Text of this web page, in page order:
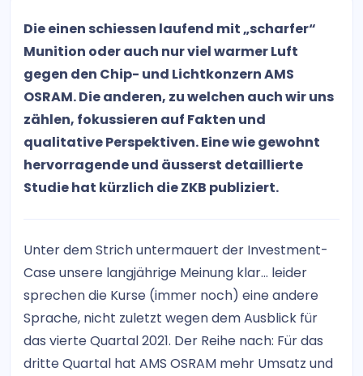
Die einen schiessen laufend mit „scharfer“
Munition oder auch nur viel warmer Luft
gegen den Chip- und Lichtkonzern AMS
OSRAM. Die anderen, zu welchen auch wir uns
zählen, fokussieren auf Fakten und
qualitative Perspektiven. Eine wie gewohnt
hervorragende und äusserst detaillierte
Studie hat kürzlich die ZKB publiziert.
Unter dem Strich untermauert der Investment-
Case unsere langjährige Meinung klar… leider
sprechen die Kurse (immer noch) eine andere
Sprache, nicht zuletzt wegen dem Ausblick für
das vierte Quartal 2021. Der Reihe nach: Für das
dritte Quartal hat AMS OSRAM mehr Umsatz und